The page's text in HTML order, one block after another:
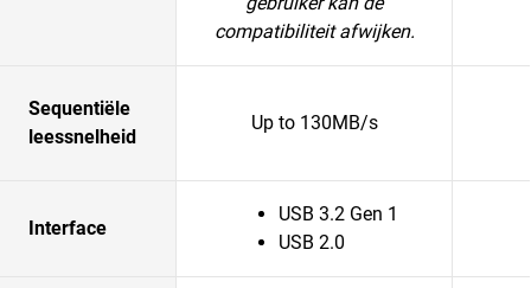
compatibiliteit afwijken.
Sequentiële
leessnelheid
Up to 130MB/s
Interface
USB 3.2 Gen 1
USB 2.0